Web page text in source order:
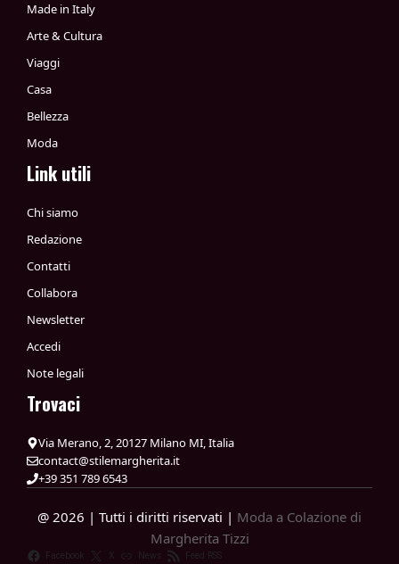
Made in Italy
Arte & Cultura
Viaggi
Casa
Bellezza
Moda
Link utili
Chi siamo
Redazione
Contatti
Collabora
Newsletter
Accedi
Note legali
Trovaci
Via Merano, 2, 20127 Milano MI, Italia
contact@stilemargherita.it
+39 351 789 6543
@ 2026 | Tutti i diritti riservati | Moda a Colazione di
Margherita Tizzi
Facebook X News Feed RSS